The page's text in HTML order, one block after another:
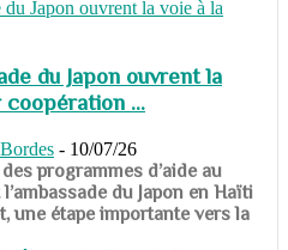
du Japon ouvrent la
coopération ...
- 10/07/26
programmes d’aide au
du Japon en Haïti
une étape importante vers la